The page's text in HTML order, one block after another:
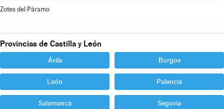
Zotes del Páramo
Provincias de Castilla y León
Ávila Burgos
León Palencia
Salamanca Segovia